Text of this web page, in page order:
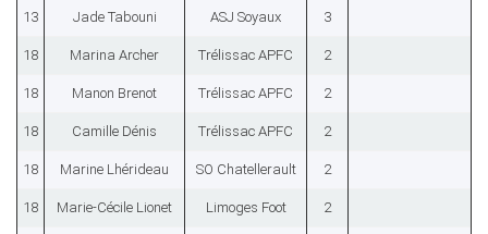
13 Jade Tabouni ASJ Soyaux 3
18 Marina Archer Trélissac APFC 2
18 Manon Brenot Trélissac APFC 2
18 Camille Dénis Trélissac APFC 2
18 Marine Lhérideau SO Chatellerault 2
18 Marie-Cécile Lionet Limoges Foot 2